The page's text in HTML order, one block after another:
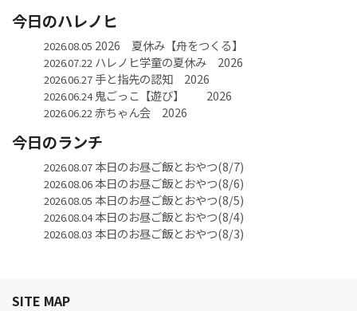
今日のハレノヒ
2026.08.05 2026 夏休み【舟をつくる】
2026.07.22 ハレノヒ学童の夏休み 2026
2026.06.27手と指先の認知 2026
2026.06.24鬼ごっこ【遊び】 2026
2026.06.22赤ちゃん会 2026
今日のランチ
2026.08.07本日のお昼ご飯とおやつ(8/7)
2026.08.06本日のお昼ご飯とおやつ(8/6)
2026.08.05 本日のお昼ご飯とおやつ(8/5)
2026.08.04本日のお昼ご飯とおやつ(8/4)
2026.08.03 本日のお昼ご飯とおやつ(8/3)
SITE MAP